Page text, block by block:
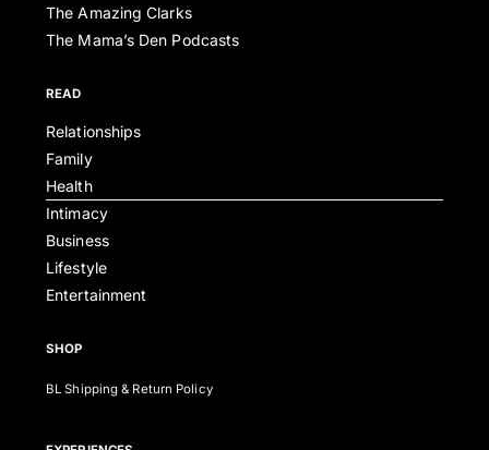
The Amazing Clarks
The Mama’s Den Podcasts
READ
Relationships
Family
Health
Intimacy
Business
Lifestyle
Entertainment
SHOP
BL Shipping & Return Policy